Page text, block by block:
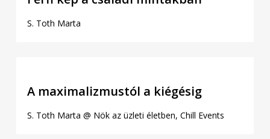
S. Toth Marta
A maximalizmustól a kiégésig
S. Toth Marta @ Nök az üzleti életben, Chill Events